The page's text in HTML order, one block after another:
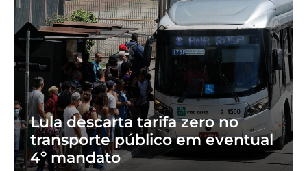
Lula descarta tarifa zero no
transporte público em eventual
4º mandato